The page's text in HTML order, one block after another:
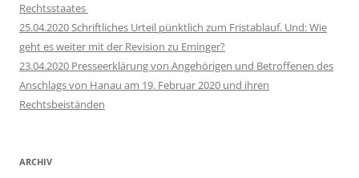
Rechtsstaates
25.04.2020 Schriftliches Urteil pünktlich zum Fristablauf. Und: Wie
geht es weiter mit der Revision zu Eminger?
23.04.2020 Presseerklärung von Angehörigen und Betroffenen des
Anschlags von Hanau am 19. Februar 2020 und ihren
Rechtsbeiständen
ARCHIV